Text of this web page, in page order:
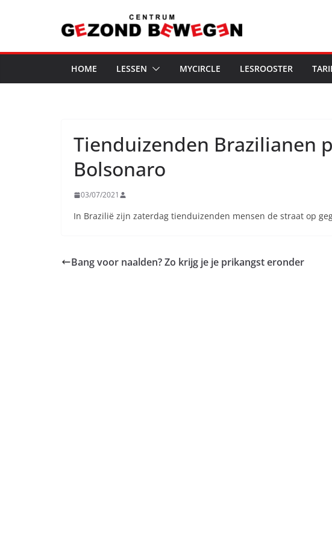
inhoud
HOME LESSEN MYCIRCLE LESROOSTER
Tienduizenden Brazilianen
Bolsonaro
03/07/2021
In Brazilië zijn zaterdag tienduizenden mensen de straat op
Bang voor naalden? Zo krijg je je prikangst eronder